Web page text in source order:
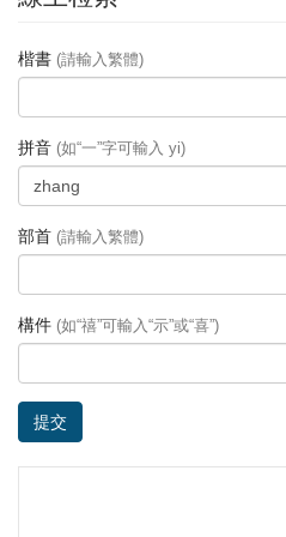
楷書 (請輸入繁體)
拼音 (如“一”字可輸入 yi)
部首 (請輸入繁體)
構件 (如“禧”可輸入“示”或“喜”)
提交